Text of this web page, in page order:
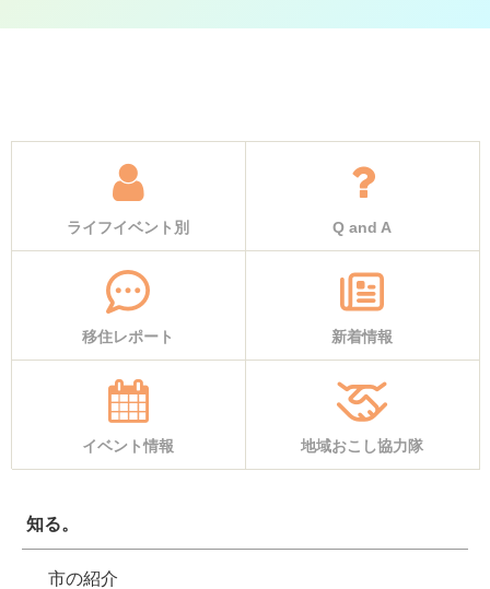
ライフイベント別 Q and A
移住レポート 新着情報
イベント情報 地域おこし協力隊
知る。
市の紹介